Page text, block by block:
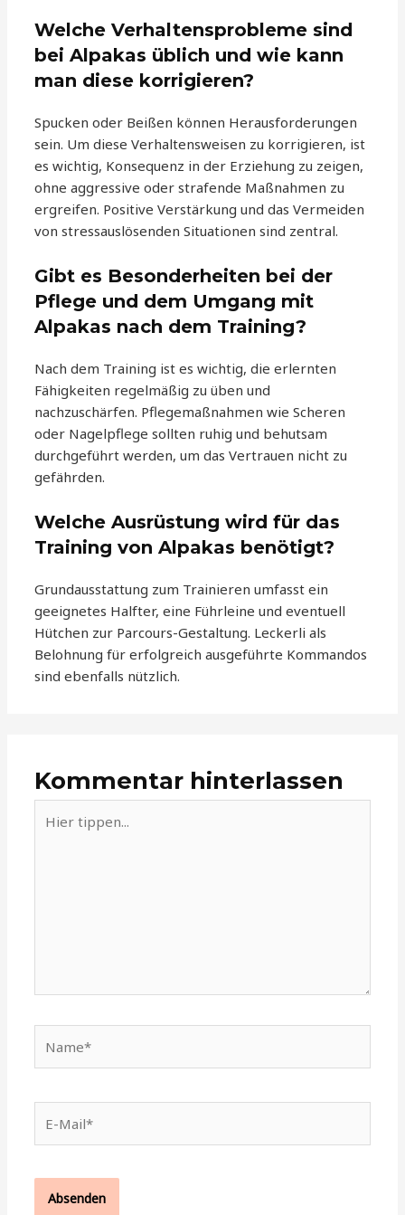
Welche Verhaltensprobleme sind
bei Alpakas üblich und wie kann
man diese korrigieren?
Spucken oder Beißen können Herausforderungen
sein. Um diese Verhaltensweisen zu korrigieren, ist
es wichtig, Konsequenz in der Erziehung zu zeigen,
ohne aggressive oder strafende Maßnahmen zu
ergreifen. Positive Verstärkung und das Vermeiden
von stressauslösenden Situationen sind zentral.
Gibt es Besonderheiten bei der
Pflege und dem Umgang mit
Alpakas nach dem Training?
Nach dem Training ist es wichtig, die erlernten
Fähigkeiten regelmäßig zu üben und
nachzuschärfen. Pflegemaßnahmen wie Scheren
oder Nagelpflege sollten ruhig und behutsam
durchgeführt werden, um das Vertrauen nicht zu
gefährden.
Welche Ausrüstung wird für das
Training von Alpakas benötigt?
Grundausstattung zum Trainieren umfasst ein
geeignetes Halfter, eine Führleine und eventuell
Hütchen zur Parcours-Gestaltung. Leckerli als
Belohnung für erfolgreich ausgeführte Kommandos
sind ebenfalls nützlich.
Kommentar hinterlassen
tippen...
Mail*